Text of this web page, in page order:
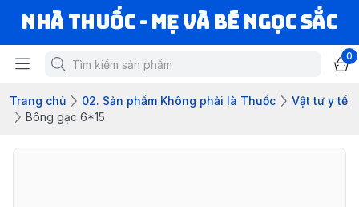
Nhà Thuốc - Mẹ và Bé Ngọc Sắc
0
Trang chủ 02. Sản phẩm Không phải là Thuốc
Vật tư y tế
Bông gạc 6*15